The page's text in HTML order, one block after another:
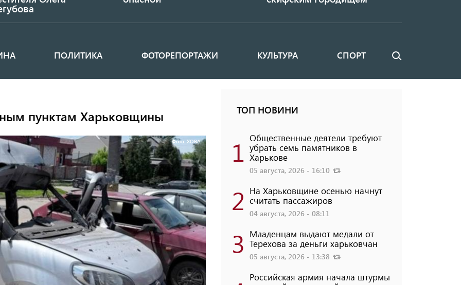
ПОЛИТИКА ФОТОРЕПОРТАЖИ КУЛЬТУРА СПОРТ Поиск
пунктам Харьковщины
Фото: ХОВА
ТОП НОВИНИ
1 Общественные деятели требуют
убрать семь памятников в
Харькове
05 августа, 2026 - 16:10
2 На Харьковщине осенью начнут
считать пассажиров
04 августа, 2026 - 08:11
3 Младенцам выдают медали от
Терехова за деньги харьковчан
05 августа, 2026 - 13:38
Российская армия начала штурмы